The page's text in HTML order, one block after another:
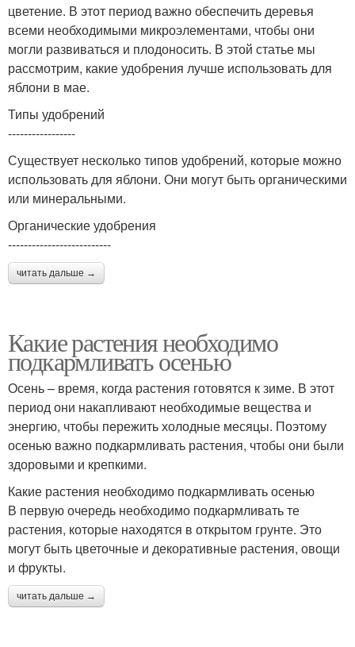
цветение. В этот период важно обеспечить деревья
всеми необходимыми микроэлементами, чтобы они
могли развиваться и плодоносить. В этой статье мы
рассмотрим, какие удобрения лучше использовать для
яблони в мае.
Типы удобрений
-----------------
Существует несколько типов удобрений, которые можно
использовать для яблони. Они могут быть органическими
или минеральными.
Органические удобрения
--------------------------
читать дальше →
Какие растения необходимо
подкармливать осенью
Осень – время, когда растения готовятся к зиме. В этот
период они накапливают необходимые вещества и
энергию, чтобы пережить холодные месяцы. Поэтому
осенью важно подкармливать растения, чтобы они были
здоровыми и крепкими.
Какие растения необходимо подкармливать осенью
В первую очередь необходимо подкармливать те
растения, которые находятся в открытом грунте. Это
могут быть цветочные и декоративные растения, овощи
и фрукты.
читать дальше →